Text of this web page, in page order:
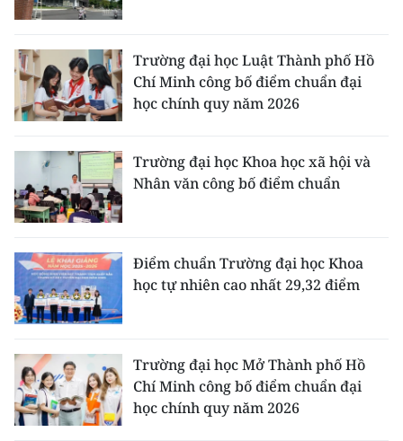
ENGLISH
中文
FRANÇAIS
ESPAÑOL
한국어
Trường đại học Luật Thành phố Hồ
Chí Minh công bố điểm chuẩn đại
học chính quy năm 2026
Trường đại học Khoa học xã hội và
Nhân văn công bố điểm chuẩn
Điểm chuẩn Trường đại học Khoa
học tự nhiên cao nhất 29,32 điểm
Trường đại học Mở Thành phố Hồ
Chí Minh công bố điểm chuẩn đại
học chính quy năm 2026